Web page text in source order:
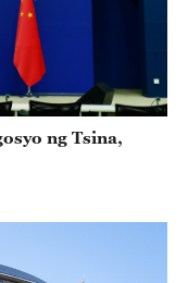
ng Tsina,